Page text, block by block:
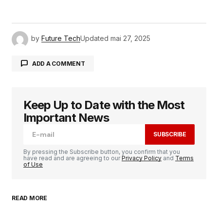
by Future TechUpdated mai 27, 2025
ADD A COMMENT
Votre adresse e-mail ne sera pas publiée. Les
champs obligatoires sont indiqués avec
Your Name
Keep Up to Date with the Most
Important News
SUBSCRIBE
By pressing the Subscribe button, you confirm that you
have read and are agreeing to ourPrivacy Policy and Terms
of Use
READ MORE